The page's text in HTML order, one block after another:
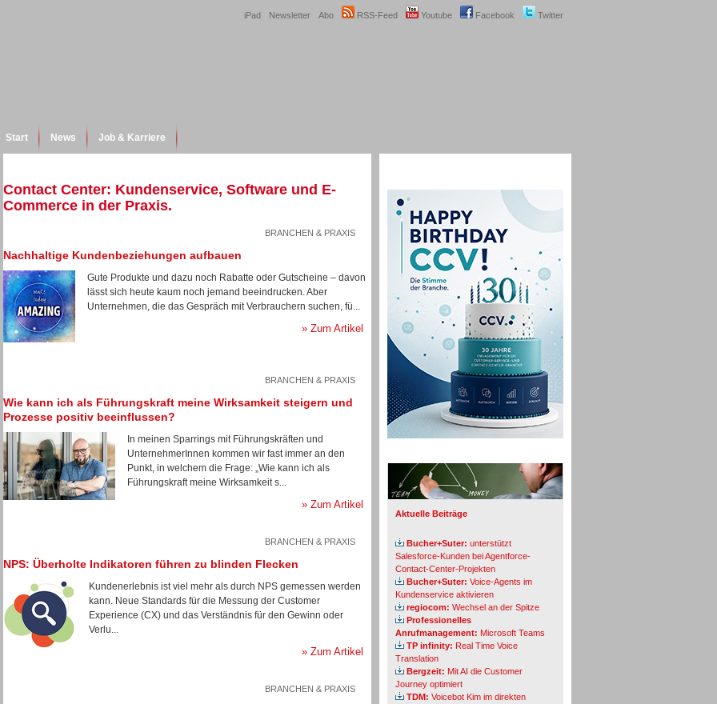
Twitter
Facebook
Youtube
RSS-Feed
Abo
Newsletter
iPad
Start News Job & Karriere
Contact Center: Kundenservice, Software und E-
Commerce in der Praxis.
BRANCHEN & PRAXIS
Nachhaltige Kundenbeziehungen aufbauen
Gute Produkte und dazu noch Rabatte oder Gutscheine – davon
lässt sich heute kaum noch jemand beeindrucken. Aber
Unternehmen, die das Gespräch mit Verbrauchern suchen, fü...
» Zum Artikel
BRANCHEN & PRAXIS
Wie kann ich als Führungskraft meine Wirksamkeit steigern und
Prozesse positiv beeinflussen?
In meinen Sparrings mit Führungskräften und
UnternehmerInnen kommen wir fast immer an den
Punkt, in welchem die Frage: „Wie kann ich als
Führungskraft meine Wirksamkeit s...
» Zum Artikel
BRANCHEN & PRAXIS
NPS: Überholte Indikatoren führen zu blinden Flecken
Kundenerlebnis ist viel mehr als durch NPS gemessen werden
kann. Neue Standards für die Messung der Customer
Experience (CX) und das Verständnis für den Gewinn oder
Verlu...
» Zum Artikel
BRANCHEN & PRAXIS
Aktuelle Beiträge
Bucher+Suter: unterstützt
Salesforce-Kunden bei Agentforce-
Contact-Center-Projekten
Bucher+Suter: Voice-Agents im
Kundenservice aktivieren
regiocom: Wechsel an der Spitze
Professionelles
Anrufmanagement: Microsoft Teams
TP infinity: Real Time Voice
Translation
Bergzeit: Mit AI die Customer
Journey optimiert
TDM: Voicebot Kim im direkten